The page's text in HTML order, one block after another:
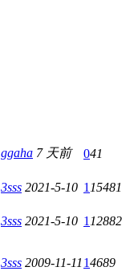
ggaha 7 天前 041
3sss 2021-5-10 1 15481
3sss 2021-5-10 1 12882
3sss 2009-11-11 14689